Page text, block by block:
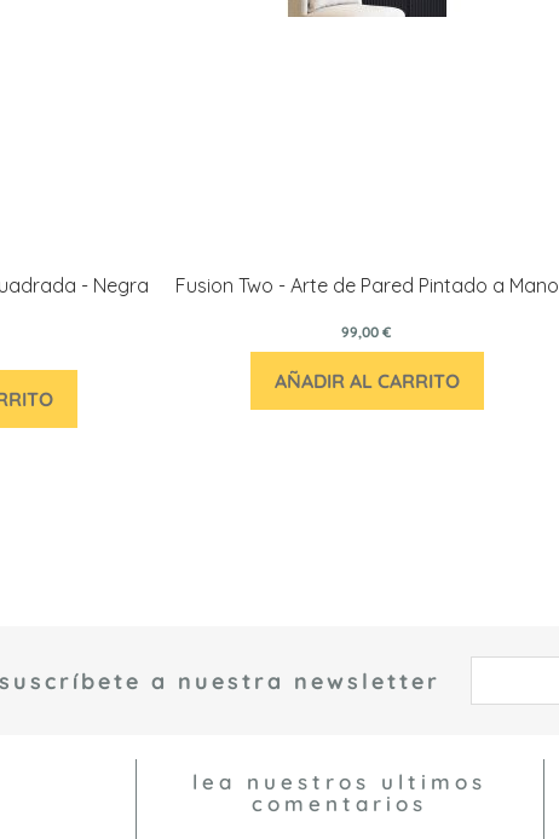
- Negra Fusion Two - Arte de Pared Pintado a Mano
99,00 €
AÑADIR AL CARRITO
suscríbete a nuestra newsletter
lea nuestros ultimos
comentarios